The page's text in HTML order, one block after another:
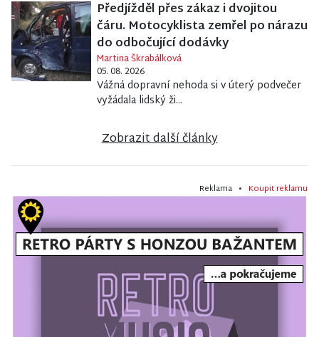
Předjížděl přes zákaz i dvojitou
čáru. Motocyklista zemřel po nárazu
do odbočující dodávky
Martina Škrabálková
05. 08. 2026
Vážná dopravní nehoda si v úterý podvečer
vyžádala lidský ži...
Zobrazit další články
Reklama • Koupit reklamu